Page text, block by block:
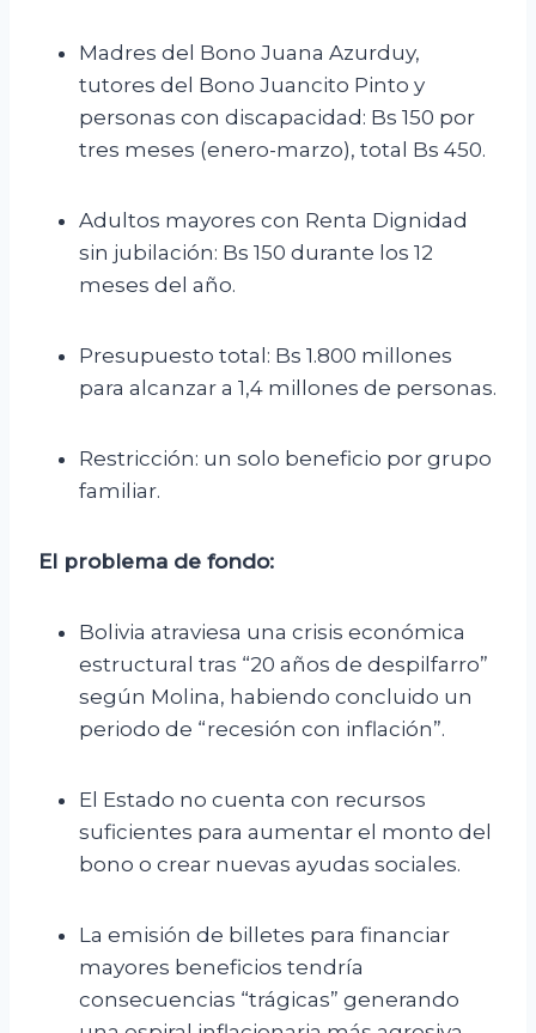
Madres del Bono Juana Azurduy,
tutores del Bono Juancito Pinto y
personas con discapacidad: Bs 150 por
tres meses (enero-marzo), total Bs 450.
Adultos mayores con Renta Dignidad
sin jubilación: Bs 150 durante los 12
meses del año.
Presupuesto total: Bs 1.800 millones
para alcanzar a 1,4 millones de personas.
Restricción: un solo beneficio por grupo
familiar.
El problema de fondo:
Bolivia atraviesa una crisis económica
estructural tras “20 años de despilfarro”
según Molina, habiendo concluido un
periodo de “recesión con inflación”.
El Estado no cuenta con recursos
suficientes para aumentar el monto del
bono o crear nuevas ayudas sociales.
La emisión de billetes para financiar
mayores beneficios tendría
consecuencias “trágicas” generando